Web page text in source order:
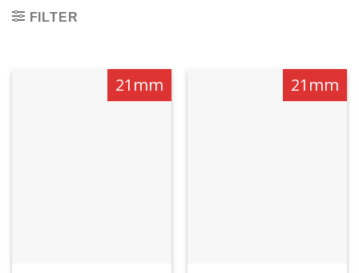
FILTER
21mm 21mm